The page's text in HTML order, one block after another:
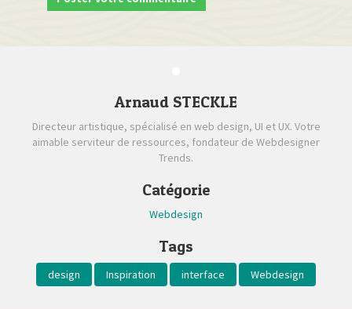
Arnaud STECKLE
Directeur artistique, spécialisé en web design, UI et UX. Votre
aimable serviteur de ressources, fondateur de Webdesigner
Trends.
Catégorie
Webdesign
Tags
design Inspiration interface Webdesign